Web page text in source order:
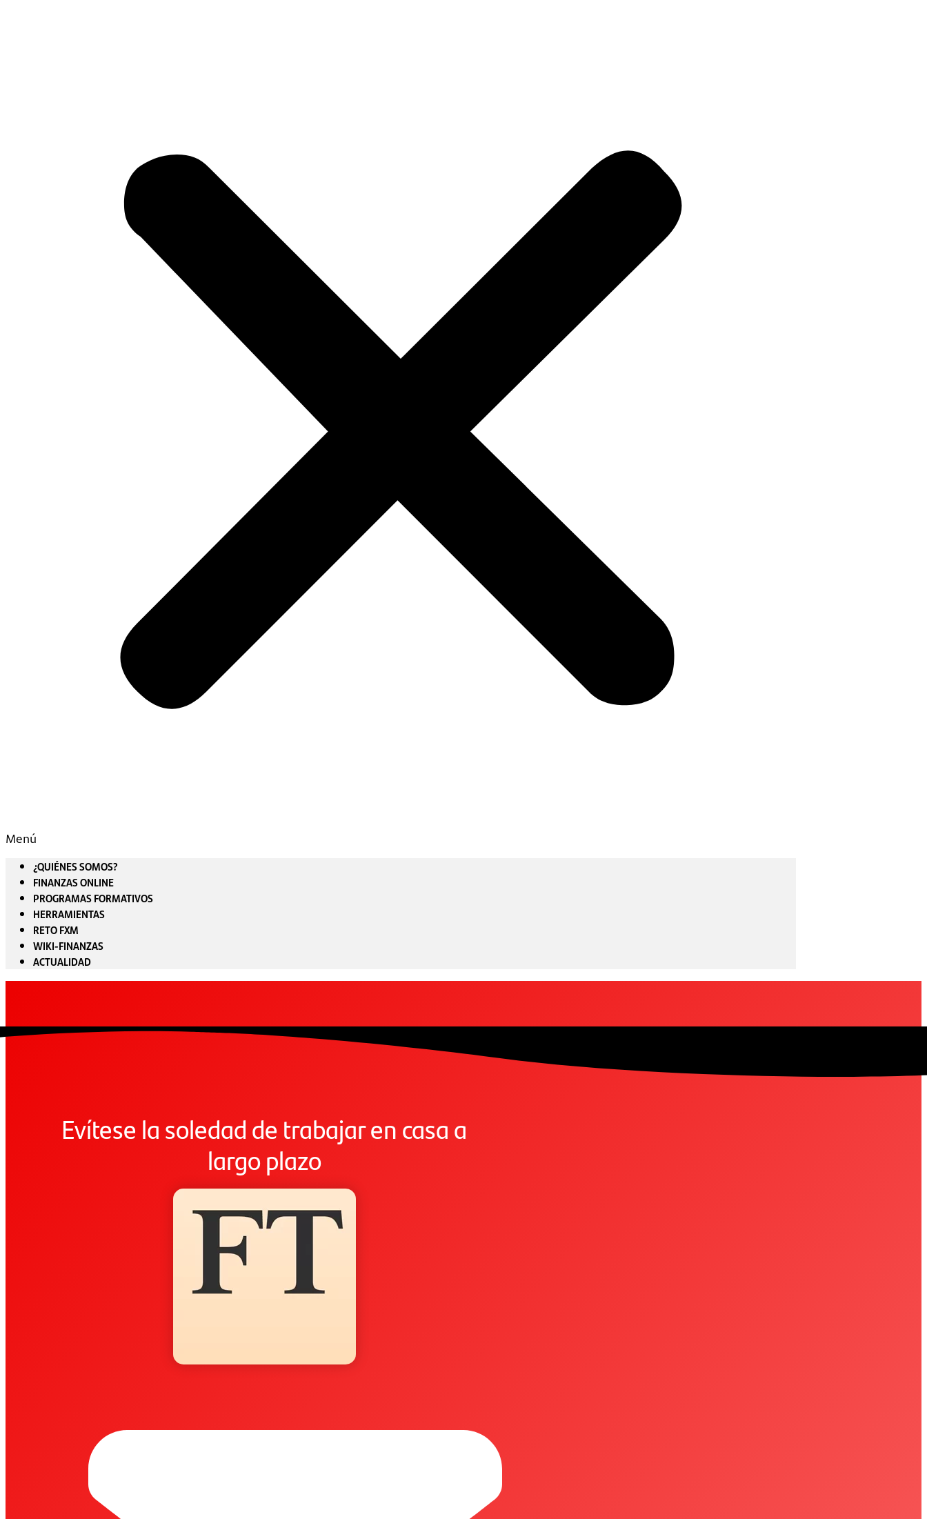
Menú
¿QUIÉNES SOMOS?
FINANZAS ONLINE
PROGRAMAS FORMATIVOS
HERRAMIENTAS
RETO FXM
WIKI-FINANZAS
ACTUALIDAD
Evítese la soledad de trabajar en casa a
largo plazo